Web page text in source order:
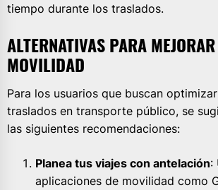
tiempo durante los traslados.
ALTERNATIVAS PARA
MOVILIDAD
Para los usuarios que buscan
traslados en transporte público, se
las siguientes recomendaciones:
Planea tus viajes con antelación:
aplicaciones de movilidad como